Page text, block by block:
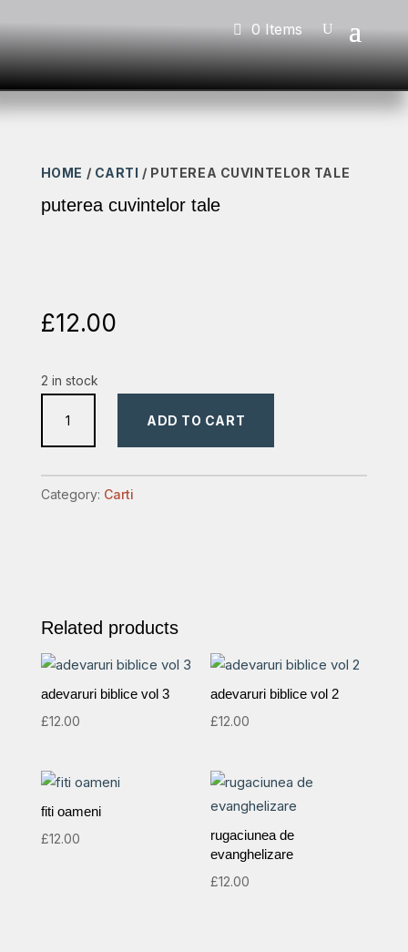
0 Items
HOME / CARTI / PUTEREA CUVINTELOR TALE
puterea cuvintelor tale
£12.00
2 in stock
cuvintelor
quantity
ADD TO CART
Category: Carti
Related products
adevaruri biblice vol 3
£12.00
adevaruri biblice vol 2
£12.00
fiti oameni
£12.00
rugaciunea de
evanghelizare
£12.00